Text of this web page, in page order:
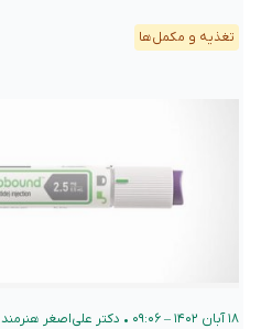
تغذیه و مکمل‌ها
۱۸ آبان ۱۴۰۲ – ۰۹:۰۶ • دکتر علی‌اصغر هنرمند